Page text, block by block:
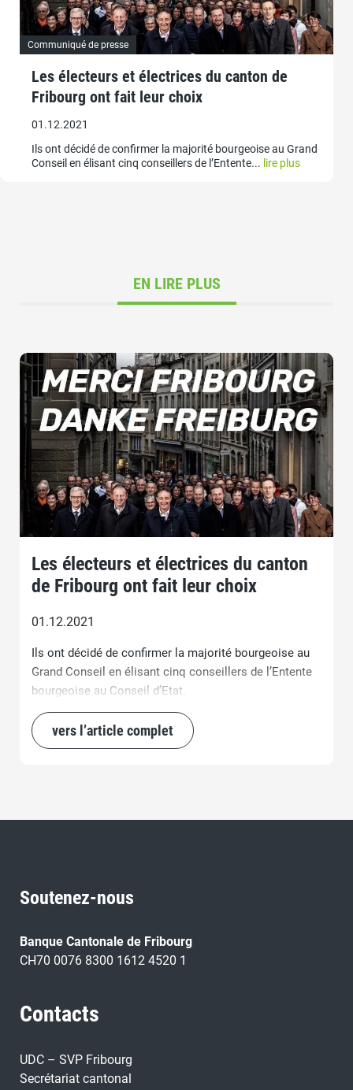
Communiqué de presse
Les électeurs et électrices du canton de
Fribourg ont fait leur choix
01.12.2021
Ils ont décidé de confirmer la majorité bourgeoise au Grand
Conseil en élisant cinq conseillers de l’Entente... lire plus
EN LIRE PLUS
Les électeurs et électrices du canton
de Fribourg ont fait leur choix
01.12.2021
Ils ont décidé de confirmer la majorité bourgeoise au
Grand Conseil en élisant cinq conseillers de l’Entente
bourgeoise au Conseil d’Etat.
vers l’article complet
Soutenez-nous
Banque Cantonale de Fribourg
CH70 0076 8300 1612 4520 1
Contacts
UDC – SVP Fribourg
Secrétariat cantonal